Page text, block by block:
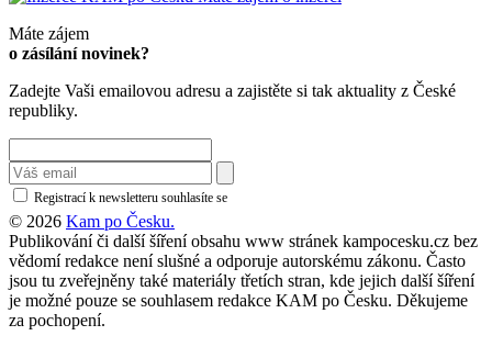
Máte zájem
o zásílání novinek?
Zadejte Vaši emailovou adresu a zajistěte si tak aktuality z České
republiky.
Registrací k newsletteru souhlasíte se
© 2026 Kam po Česku.
Publikování či další šíření obsahu www stránek kampocesku.cz bez
vědomí redakce není slušné a odporuje autorskému zákonu. Často
jsou tu zveřejněny také materiály třetích stran, kde jejich další šíření
je možné pouze se souhlasem redakce KAM po Česku. Děkujeme
za pochopení.